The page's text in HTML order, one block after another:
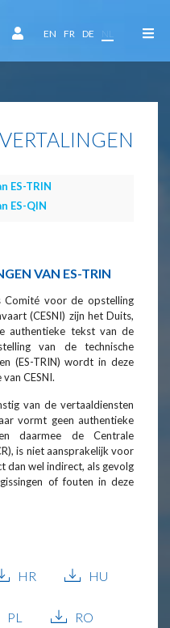
EN FR DE NL
ES-TRIN
ES-QIN
VAN ES-TRIN
Comité voor de opstelling
(CESNI) zijn het Duits,
authentieke tekst van de
van de technische
(ES-TRIN) wordt in deze
CESNI.
van de vertaaldiensten
vormt geen authentieke
daarmee de Centrale
is niet aansprakelijk voor
dan wel indirect, als gevolg
of fouten in deze
HR HU
PL RO